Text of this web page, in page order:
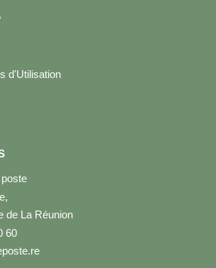
d'Utilisation
de La Réunion
60